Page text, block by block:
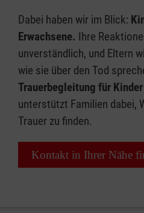
Dabei haben wir im Blick:
Erwachsene. Ihre
unverständlich, und Eltern
wie sie über den Tod
Trauerbegleitung für
unterstützt Familien dabei,
Trauer zu finden.
Kontakt in Ihrer Nähe